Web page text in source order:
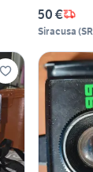
50 €
Siracusa (SR